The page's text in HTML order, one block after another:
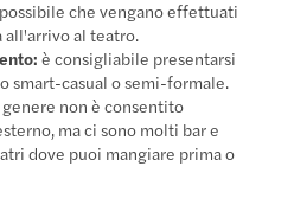
che vengano effettuati
al teatro.
è consigliabile presentarsi
smart-casual o semi-formale.
genere non è consentito
ma ci sono molti bar e
dove puoi mangiare prima o